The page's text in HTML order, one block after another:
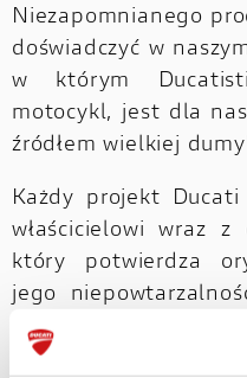
Niezapomnianego
doświadczyć w
w którym
motocykl, jest dla
źródłem wielkiej
Każdy projekt
właścicielowi wraz
który potwierdza
jego
obsesyjna
projektu sprawiają, że